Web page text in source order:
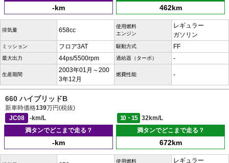
-km 462km
排気量 658cc
使用燃料
エンジン
レギュラー
ガソリン
ミッション フロア3AT 駆動方式 FF
最大出力 44ps/5500rpm 過給器（ターボ） -
生産期間
2003年01月～200
3年12月
燃費性能 -
660 ハイブリッドB
新車時価格139万円(税抜)
JC08
-km/L 10・15
32km/L
満タンでどこまで走る？
-km
満タンでどこまで走る？
672km
使用燃料
レギュラー